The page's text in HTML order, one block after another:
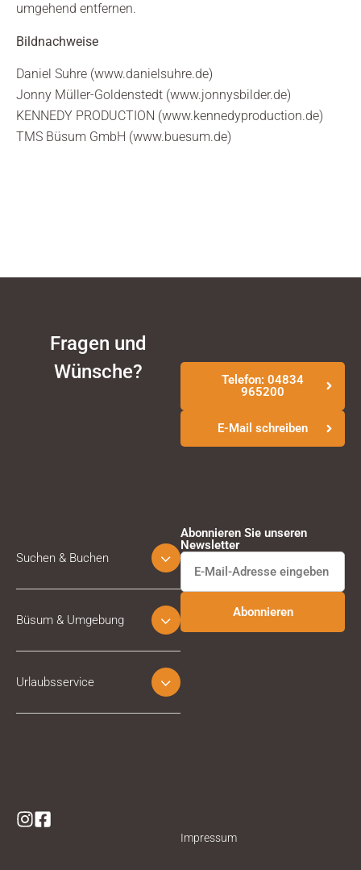
umgehend entfernen.
Bildnachweise
Daniel Suhre (www.danielsuhre.de)
Jonny Müller-Goldenstedt (www.jonnysbilder.de)
KENNEDY PRODUCTION (www.kennedyproduction.de)
TMS Büsum GmbH (www.buesum.de)
Fragen und
Wünsche?
Telefon: 04834
965200
E-Mail schreiben
Suchen & Buchen
Büsum & Umgebung
Urlaubsservice
Abonnieren Sie unseren
Newsletter
Impressum